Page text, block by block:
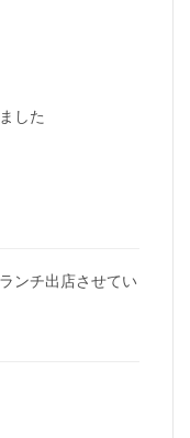
した
ンチ出店させてい